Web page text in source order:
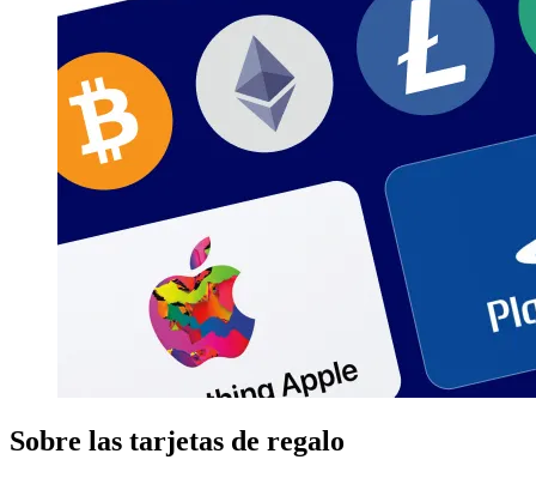
Sobre las tarjetas de regalo